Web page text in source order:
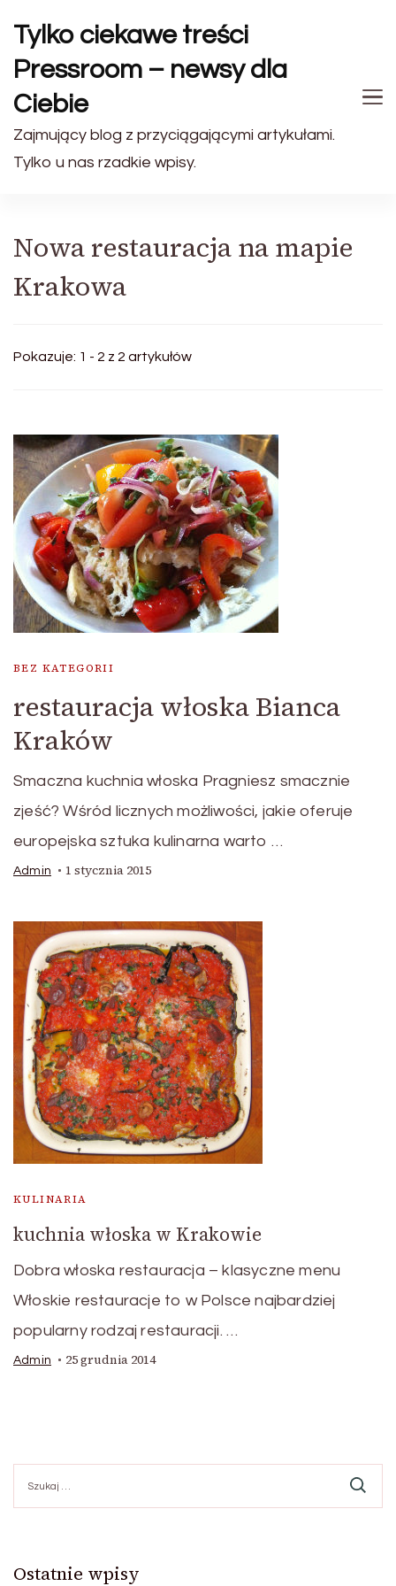
Tylko ciekawe treści
Pressroom – newsy dla
Ciebie
Zajmujący blog z przyciągającymi artykułami.
Tylko u nas rzadkie wpisy.
Nowa restauracja na mapie
Krakowa
Pokazuje: 1 - 2 z 2 artykułów
BEZ KATEGORII
restauracja włoska Bianca
Kraków
Smaczna kuchnia włoska Pragniesz smacznie
zjeść? Wśród licznych możliwości, jakie oferuje
europejska sztuka kulinarna warto …
Admin 1 stycznia 2015
KULINARIA
kuchnia włoska w Krakowie
Dobra włoska restauracja – klasyczne menu
Włoskie restauracje to w Polsce najbardziej
popularny rodzaj restauracji. …
Admin 25 grudnia 2014
Ostatnie wpisy